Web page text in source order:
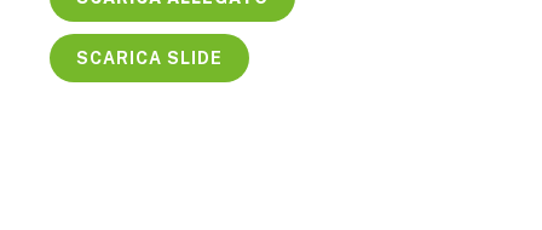
SCARICA SLIDE